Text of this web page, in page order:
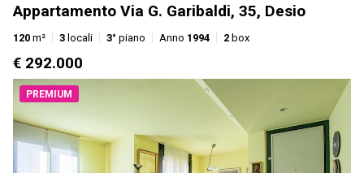
Appartamento Via G. Garibaldi, 35, Desio
120 m² 3 locali 3° piano Anno 1994 2 box
€ 292.000
PREMIUM